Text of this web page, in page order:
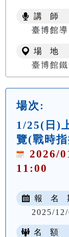
講 師
臺博館
場 地
臺博館
場次:
1/25(日)
覽(戰時
2026/
11:00
報 名
2025/
名 額